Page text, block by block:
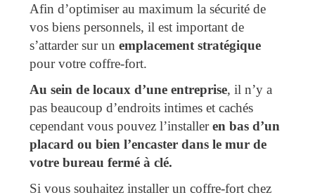
Afin d’optimiser au maximum la sécurité de
vos biens personnels, il est important de
s’attarder sur un emplacement stratégique
pour votre coffre-fort.
Au sein de locaux d’une entreprise, il n’y a
pas beaucoup d’endroits intimes et cachés
cependant vous pouvez l’installeren bas d’un
placard ou bien l’encaster dans le mur de
votre bureau fermé à clé.
Si vous souhaitez installer un coffre-fort chez